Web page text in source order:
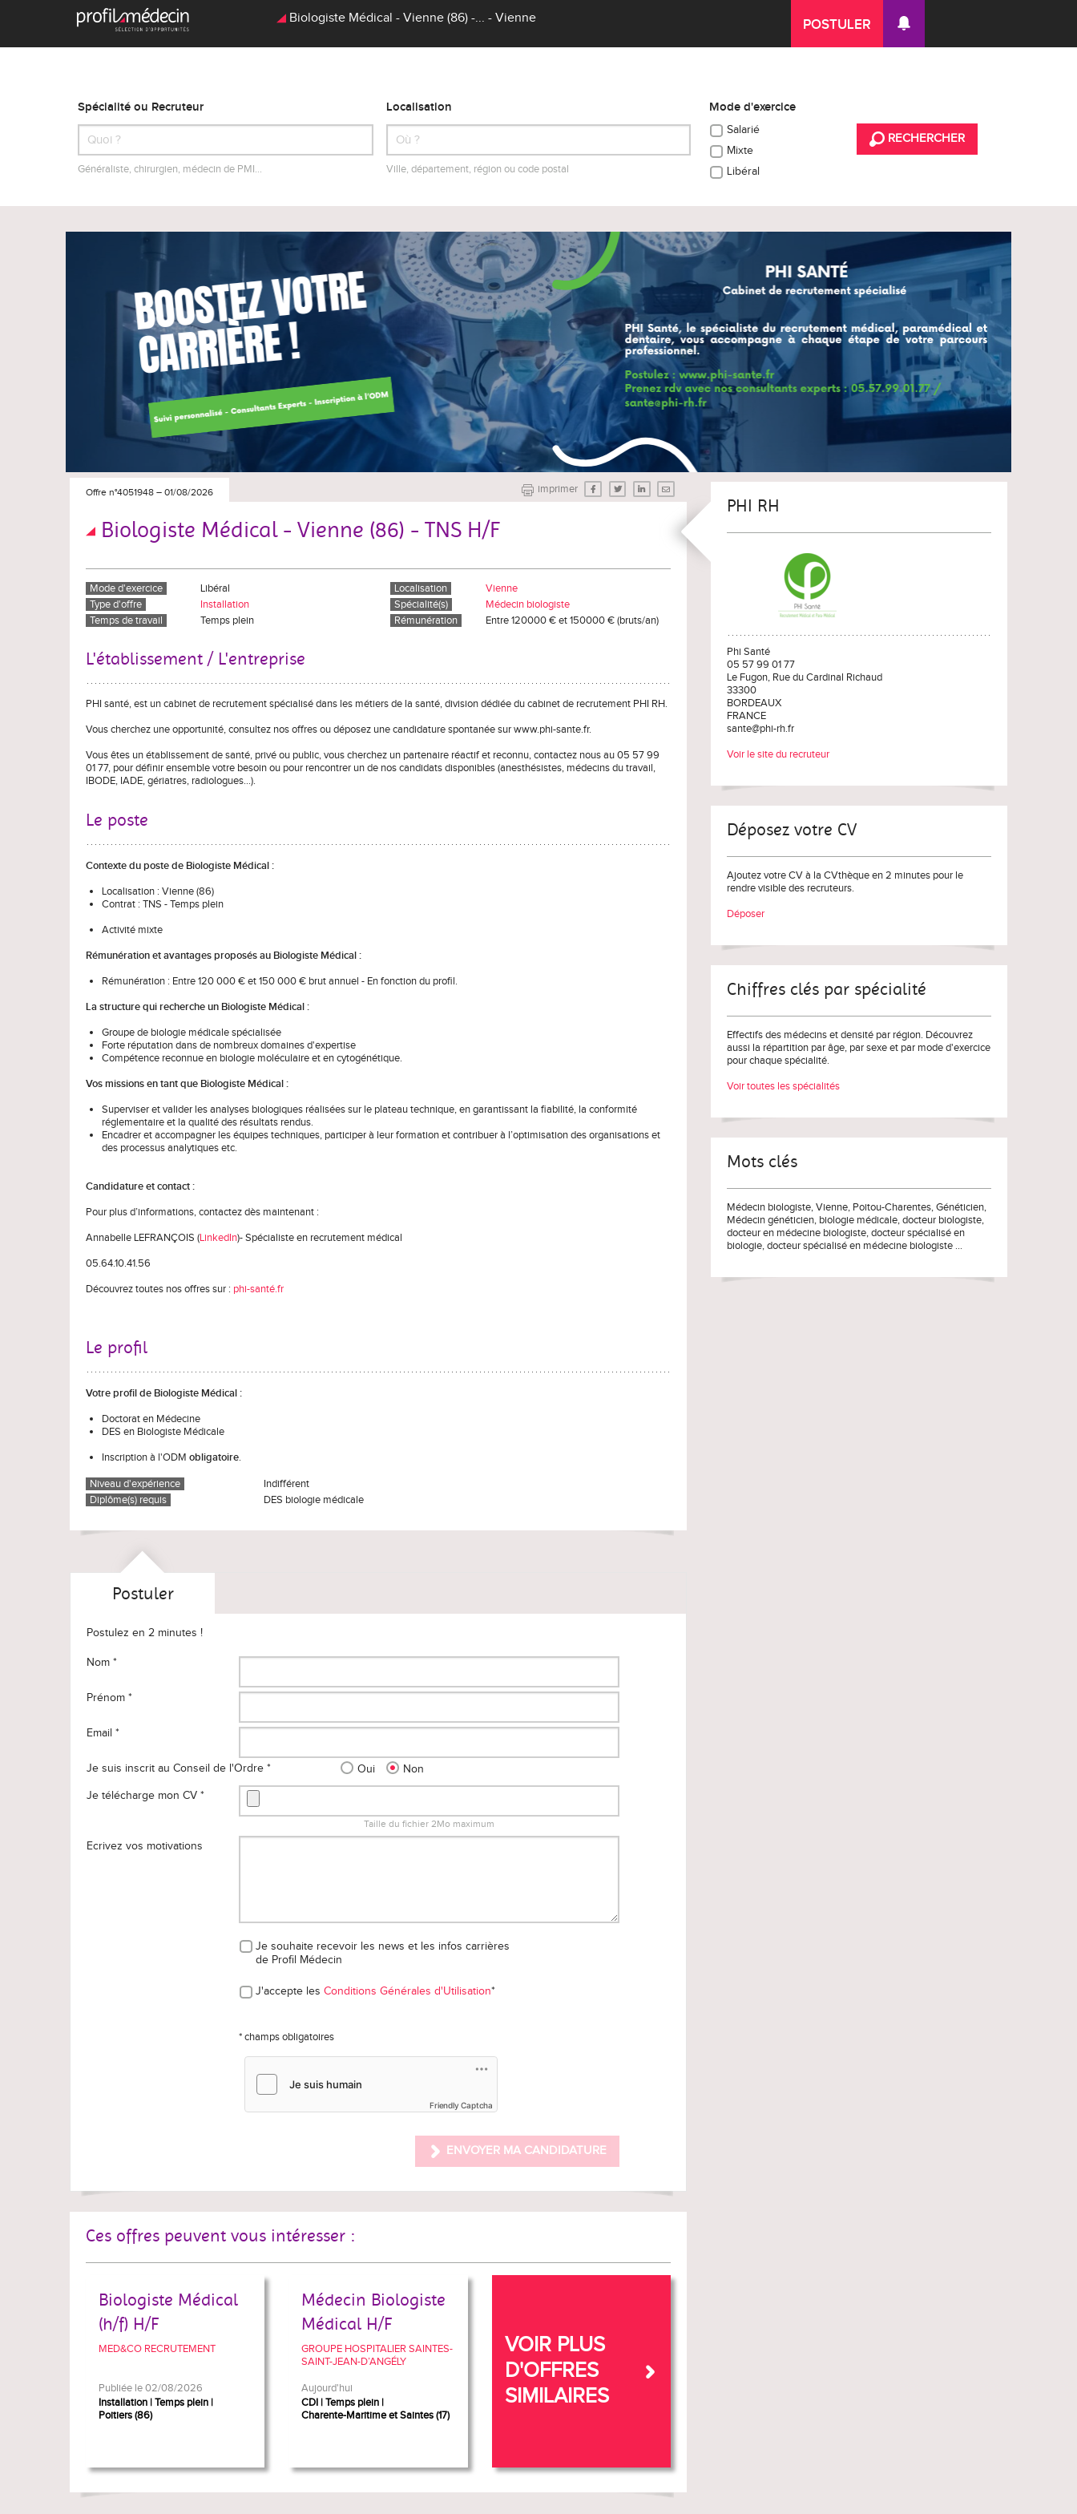
Biologiste Médical - Vienne (86) -... - Vienne POSTULER
Spécialité ou Recruteur
Généraliste, chirurgien, médecin de PMI…
Localisation
Ville, département, région ou code postal
Mode d'exercice
Salarié
Mixte
Libéral
RECHERCHER
Offre n°4051948 – 01/08/2026 imprimer
Biologiste Médical - Vienne (86) - TNS H/F
Mode d'exercice
Libéral
Type d'offre
Installation
Temps de travail
Temps plein
Localisation
Vienne
Spécialité(s)
Médecin biologiste
Rémunération
Entre 120000 € et 150000 € (bruts/an)
L'établissement / L'entreprise
PHI santé, est un cabinet de recrutement spécialisé dans les métiers de la santé, division dédiée du cabinet de recrutement PHI RH.
Vous cherchez une opportunité, consultez nos offres ou déposez une candidature spontanée sur www.phi-sante.fr.
Vous êtes un établissement de santé, privé ou public, vous cherchez un partenaire réactif et reconnu, contactez nous au 05 57 99
01 77, pour définir ensemble votre besoin ou pour rencontrer un de nos candidats disponibles (anesthésistes, médecins du travail,
IBODE, IADE, gériatres, radiologues…).
Le poste
Contexte du poste de Biologiste Médical:
Localisation : Vienne (86)
Contrat : TNS - Temps plein
Activité mixte
Rémunération et avantages proposés au Biologiste Médical :
Rémunération : Entre 120 000 € et 150 000 € brut annuel - En fonction du profil.
La structure qui recherche un Biologiste Médical :
Groupe de biologie médicale spécialisée
Forte réputation dans de nombreux domaines d'expertise
Compétence reconnue en biologie moléculaire et en cytogénétique.
Vos missions en tant que Biologiste Médical :
Superviser et valider les analyses biologiques réalisées sur le plateau technique, en garantissant la fiabilité, la conformité
réglementaire et la qualité des résultats rendus.
Encadrer et accompagner les équipes techniques, participer à leur formation et contribuer à l’optimisation des organisations et
des processus analytiques etc.
Candidature et contact :
Pour plus d’informations, contactez dès maintenant :
Annabelle LEFRANÇOIS (LinkedIn)- Spécialiste en recrutement médical
05.64.10.41.56
Découvrez toutes nos offres sur : phi-santé.fr
Le profil
Votre profil de Biologiste Médical :
Doctorat en Médecine
DES en Biologiste Médicale
Inscription à l'ODM obligatoire.
Niveau d'expérience
Indifférent
Diplôme(s) requis
DES biologie médicale
Postuler
Postulez en 2 minutes !
Nom *
Prénom *
Email *
Je suis inscrit au Conseil de l'Ordre * Oui
Non
Je télécharge mon CV *
Taille du fichier 2Mo maximum
Ecrivez vos motivations
Je souhaite recevoir les news et les infos carrières
de Profil Médecin
J'accepte les Conditions Générales d'Utilisation*
* champs obligatoires
Friendly Captcha
ENVOYER MA CANDIDATURE
Ces offres peuvent vous intéresser :
Biologiste Médical
(h/f) H/F
MED&CO RECRUTEMENT
Publiée le 02/08/2026
Installation Temps plein
Poitiers (86)
Médecin Biologiste
Médical H/F
GROUPE HOSPITALIER SAINTES-
SAINT-JEAN-D’ANGÉLY
Aujourd'hui
CDI Temps plein
Charente-Maritime et Saintes (17)
VOIR PLUS
D'OFFRES
SIMILAIRES
PHI RH
Phi Santé
05 57 99 01 77
Le Fugon, Rue du Cardinal Richaud
33300
BORDEAUX
FRANCE
sante@phi-rh.fr
Voir le site du recruteur
Déposez votre CV
Ajoutez votre CV à la CVthèque en 2 minutes pour le
rendre visible des recruteurs.
Déposer
Chiffres clés par spécialité
Effectifs des médecins et densité par région. Découvrez
aussi la répartition par âge, par sexe et par mode d'exercice
pour chaque spécialité.
Voir toutes les spécialités
Mots clés
Médecin biologiste,Vienne, Poitou-Charentes,Généticien,
Médecin généticien, biologie médicale,docteur biologiste,
docteur en médecine biologiste,docteur spécialisé en
biologie,docteur spécialisé en médecine biologiste ...